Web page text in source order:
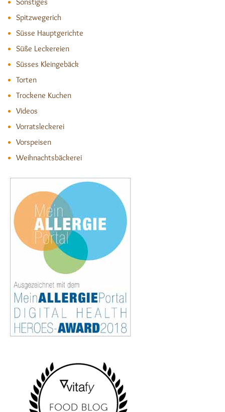
Spitzwegerich
Süsse Hauptgerichte
Süße Leckereien
Süsses Kleingebäck
Torten
Trockene Kuchen
Videos
Vorratsleckerei
Vorspeisen
Weihnachtsbäckerei